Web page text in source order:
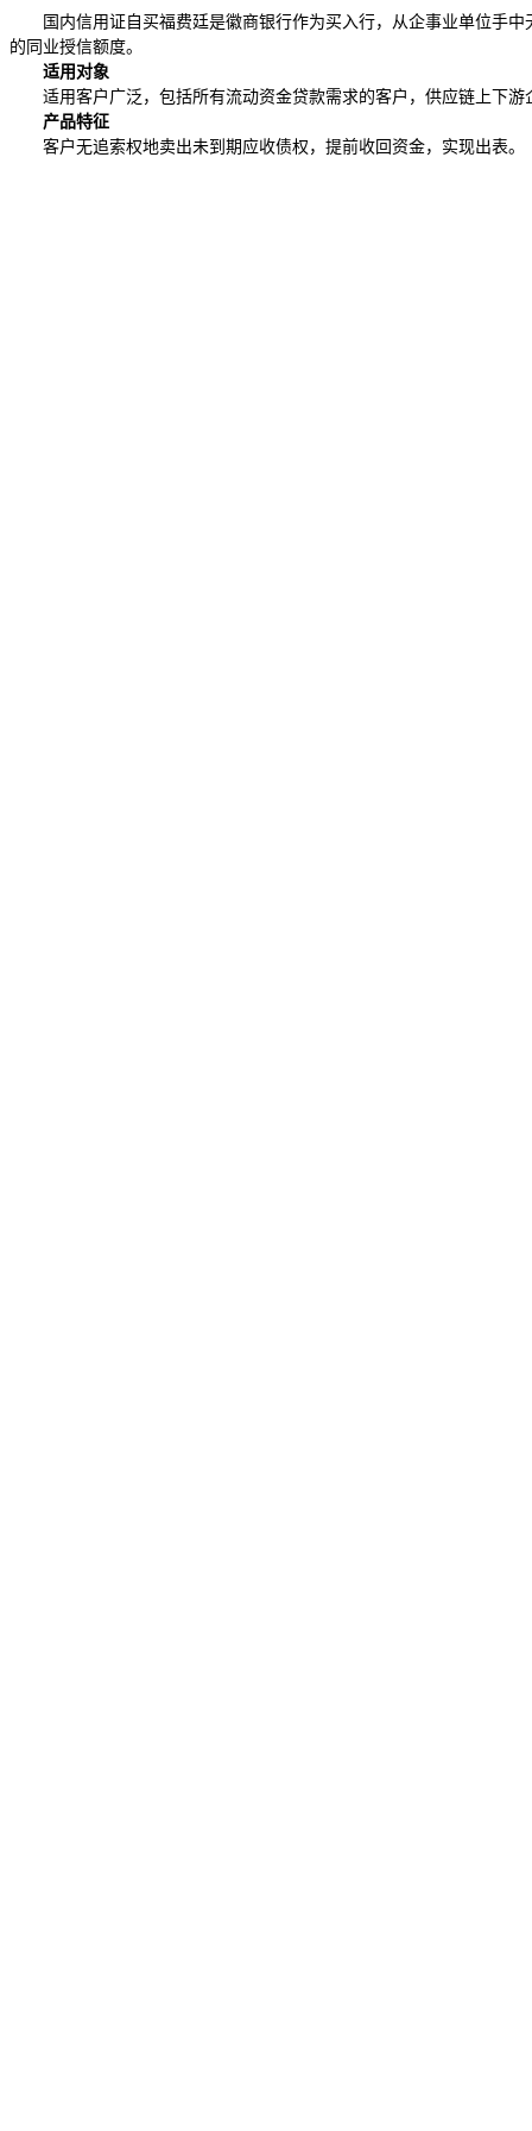
国内信用证自买福费廷是徽商银行作为买入行，从企事业单位手
的同业授信额度。
适用对象
适用客户广泛，包括所有流动资金贷款需求的客户，供应链上下游
产品特征
客户无追索权地卖出未到期应收债权，提前收回资金，实现出表。